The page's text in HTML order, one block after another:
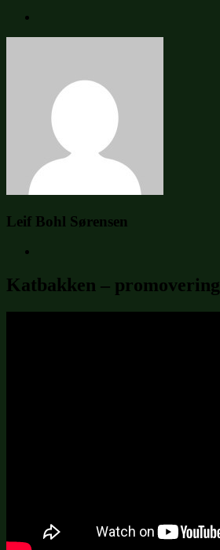
Leif Bohl Sørensen
Katbakken – promovering